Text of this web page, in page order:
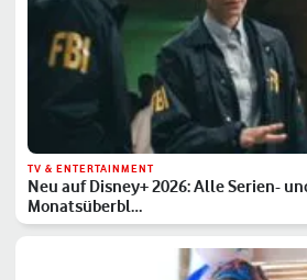
TV & ENTERTAINMENT
Neu auf Disney+ 2026: Alle Serien-
Monatsüberbl…